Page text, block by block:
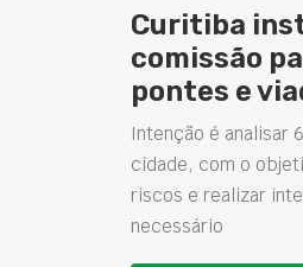
Curitiba
comissão
pontes e
Intenção é analisar
cidade, com o
riscos e realizar
necessário